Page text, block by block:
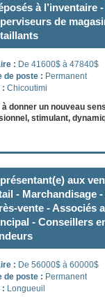
à l’inventaire
de
: De 41600$ à 47840$
de poste : Permanent
: Chicoutimi
à donner un nouveau
stimulant,
aux
- Marchandisage
vente - Associés
- Conseillers
: De 56000$ à 60000$
de poste : Permanent
: Longueuil